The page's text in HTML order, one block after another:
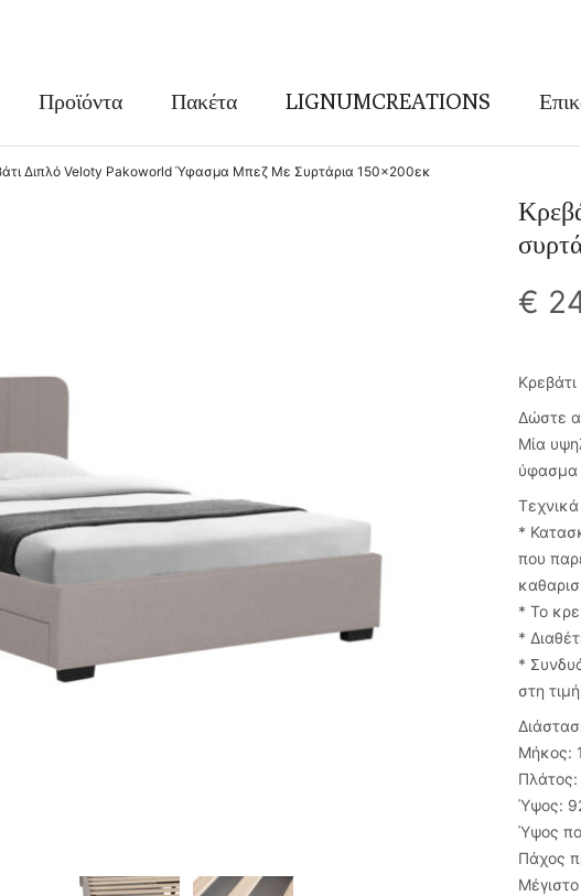
Προϊόντα Πακέτα LIGNUMCREATIONS
Διπλό Veloty Pakoworld Ύφασμα Μπεζ Με Συρτάρια 150×200εκ
€
Δώστε
Μία
ύφασμα
*
που
* Το
*
*
στη
Μήκος:
Ύψος:
Ύψος
Πάχος